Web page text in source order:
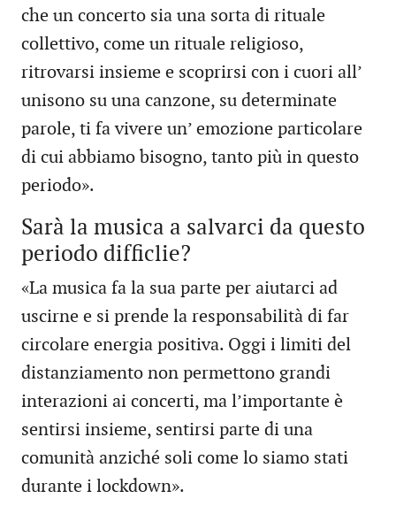
che un concerto sia una sorta di rituale
collettivo, come un rituale religioso,
ritrovarsi insieme e scoprirsi con i cuori all’
unisono su una canzone, su determinate
parole, ti fa vivere un’ emozione particolare
di cui abbiamo bisogno, tanto più in questo
periodo».
Sarà la musica a salvarci da questo
periodo difficlie?
«La musica fa la sua parte per aiutarci ad
uscirne e si prende la responsabilità di far
circolare energia positiva. Oggi i limiti del
distanziamento non permettono grandi
interazioni ai concerti, ma l’importante è
sentirsi insieme, sentirsi parte di una
comunità anziché soli come lo siamo stati
durante i lockdown».